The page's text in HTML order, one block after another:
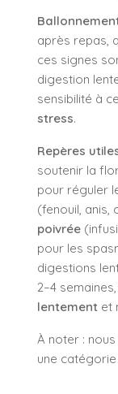
après repas,
ces signes
digestion
sensibilité à
stress.
Repères
soutenir la
pour réguler
(fenouil, anis,
poivrée
pour les
digestions
2–4
lentement et
À noter :
une